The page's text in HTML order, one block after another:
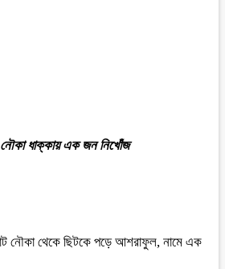
নৌকা ধাক্কায় এক জন নিখোঁজ
নৌকা থেকে ছিটকে পড়ে আশরাফুল, নামে এক